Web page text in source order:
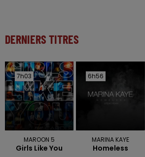
DERNIERS TITRES
7h03
7h03
MAROON 5
Girls Like You
6h56
6h56
MARINA KAYE
Homeless